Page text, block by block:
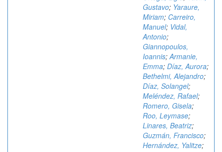
Gustavo; Yaraure,
Miriam; Carreiro,
Manuel; Vidal,
Antonio;
Giannopoulos,
Ioannis;Armanie,
Emma; Díaz, Aurora;
Bethelmi, Alejandro;
Díaz, Solangel;
Meléndez, Rafael;
Romero, Gisela;
Roo, Leymase;
Linares, Beatriz;
Guzmán, Francisco;
Hernández, Yalitze;